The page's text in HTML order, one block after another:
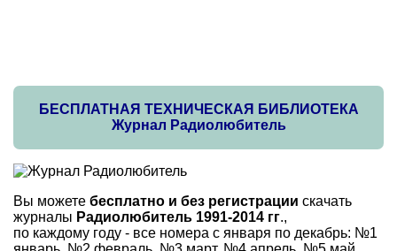
БЕСПЛАТНАЯ ТЕХНИЧЕСКАЯ БИБЛИОТЕКА
Журнал Радиолюбитель
Вы можете бесплатно и без регистрации скачать
журналы Радиолюбитель 1991-2014 гг.,
по каждому году - все номера с января по декабрь: №1